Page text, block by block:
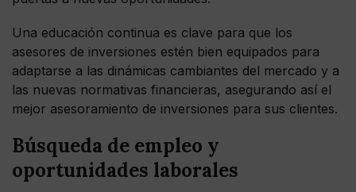
Una educación continua es clave para que los
asesores de inversiones estén bien equipados para
adaptarse a las dinámicas cambiantes del mercado y a
las nuevas normativas financieras, asegurando así el
mejor asesoramiento de inversiones para sus clientes.
Búsqueda de empleo y
oportunidades laborales